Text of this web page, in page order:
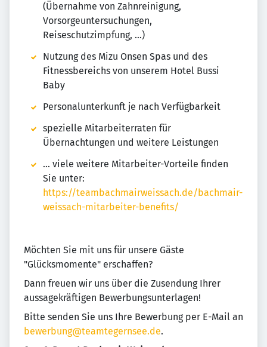
(Übernahme von Zahnreinigung,
Vorsorgeuntersuchungen,
Reiseschutzimpfung, …)
Nutzung des Mizu Onsen Spas und des
Fitnessbereichs von unserem Hotel Bussi
Baby
Personalunterkunft je nach Verfügbarkeit
spezielle Mitarbeiterraten für
Übernachtungen und weitere Leistungen
… viele weitere Mitarbeiter-Vorteile finden
Sie unter:
https://teambachmairweissach.de/bachmair-
weissach-mitarbeiter-benefits/
Möchten Sie mit uns für unsere Gäste
"Glücksmomente" erschaffen?
Dann freuen wir uns über die Zusendung Ihrer
aussagekräftigen Bewerbungsunterlagen!
Bitte senden Sie uns Ihre Bewerbung per E-Mail an
bewerbung@teamtegernsee.de.